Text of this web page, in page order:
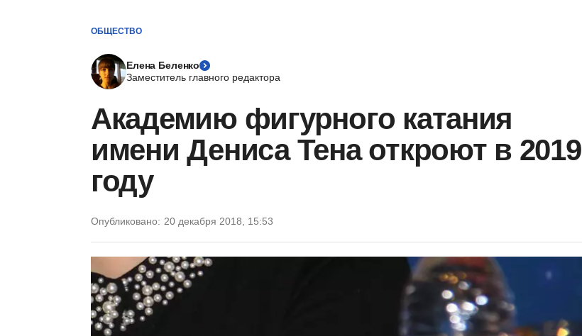
ОБЩЕСТВО
Елена Беленко
Заместитель главного редактора
Академию фигурного катания
имени Дениса Тена откроют в 2019
году
Опубликовано: 20 декабря 2018, 15:53